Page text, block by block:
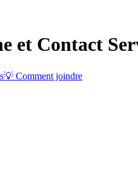
et Contact
💡 Comment joindre